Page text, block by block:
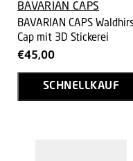
BAVARIAN CAPS
BAVARIAN CAPS
Cap mit 3D Stickerei
€45,00
SCHNELLKAUF